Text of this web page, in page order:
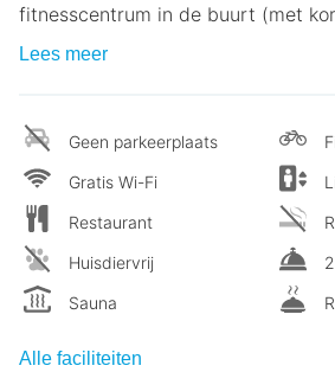
fitnesscentrum in de buurt (met
Lees meer
Geen parkeerplaats
Gratis Wi-Fi
Restaurant
Huisdiervrij
Sauna
Alle faciliteiten